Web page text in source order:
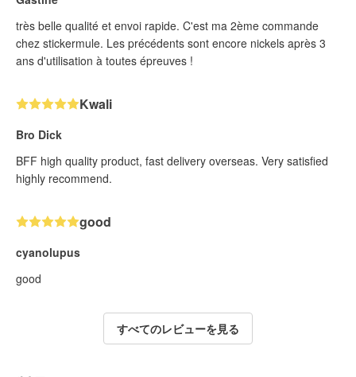
très belle qualité et envoi rapide. C'est ma 2ème commande
chez stickermule. Les précédents sont encore nickels après 3
ans d'utilisation à toutes épreuves !
Kwali
Bro Dick
BFF high quality product, fast delivery overseas. Very satisfied
highly recommend.
good
cyanolupus
good
すべてのレビューを見る